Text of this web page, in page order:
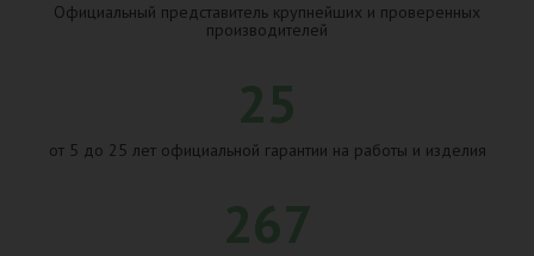
Официальный представитель крупнейших и проверенных
производителей
от 5 до 25 лет официальной гарантии на работы и изделия